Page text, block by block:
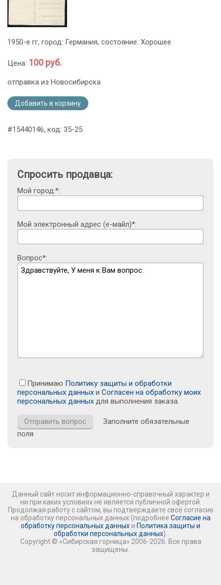
1950-е гг, город: Германия, состояние: Хорошее
Цена: 100 руб.
отправка из Новосибирска
Добавить в корзину
#15440146, код: 35-25
Спросить продавца:
Мой город:*:
Мой электронный адрес (е-майл)*:
Вопрос*:
Принимаю Политику защиты и обработки
персональных данных и Согласен на обработку моих
персональных данных для выполнения заказа.
Заполните обязательные
поля
Данный сайт носит информационно-справочный характер и
ни при каких условиях не является публичной офертой.
Продолжая работу с сайтом, вы подтверждаете своё согласие
на обработку персональных данных (подробнее Согласие на
обработку персональных данных и Политика защиты и
обработки персональных данных).
Copyright © «Сибирская горница» 2006-2026. Все права
защищены.